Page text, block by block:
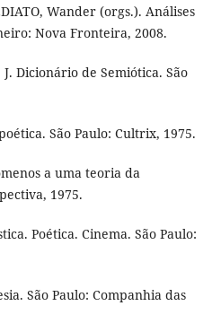
Wander (orgs.). Análises
Nova Fronteira, 2008.
J. Dicionário de Semiótica. São
poética. São Paulo: Cultrix, 1975.
a uma teoria da
1975.
Poética. Cinema. São Paulo:
São Paulo: Companhia das